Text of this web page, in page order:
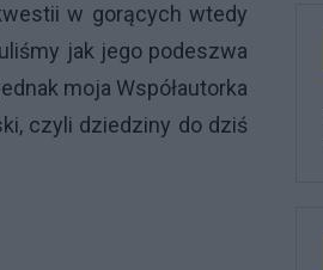
w gorących wtedy
jak jego podeszwa
moja Współautorka
czyli dziedziny do dziś